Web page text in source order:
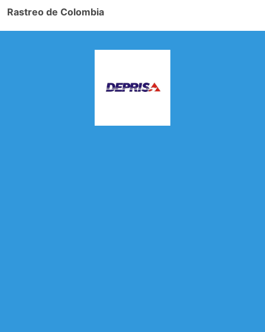
Rastreo de Colombia